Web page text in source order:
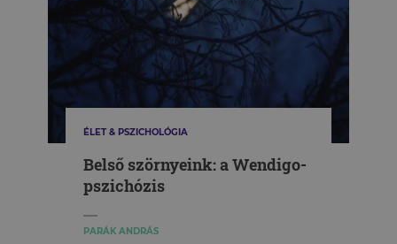
ÉLET & PSZICHOLÓGIA
Belső szörnyeink: a Wendigo-
pszichózis
PARÁK ANDRÁS